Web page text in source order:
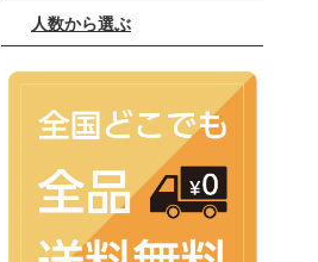
人数から選ぶ